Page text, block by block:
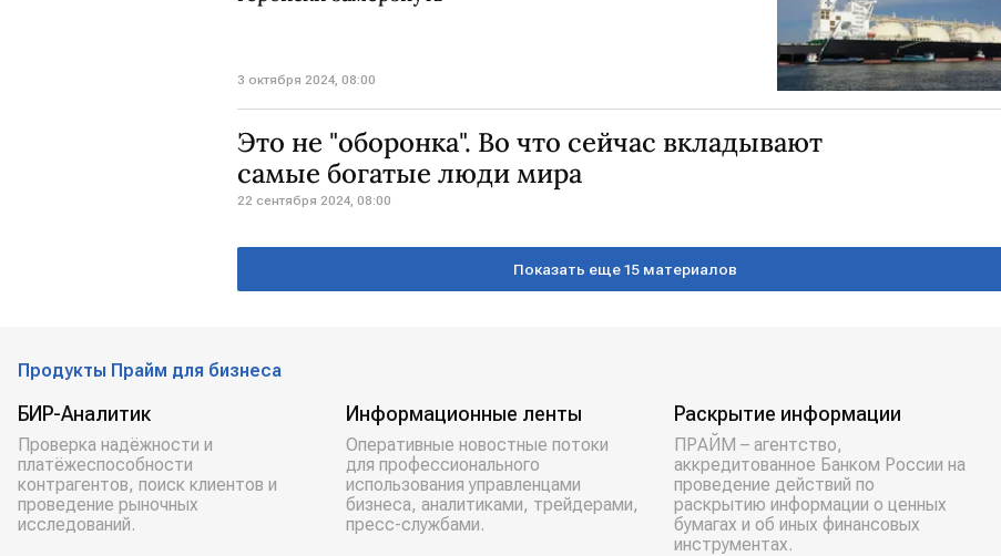
3 октября 2024, 08:00
Это не "оборонка". Во что сейчас вкладывают
самые богатые люди мира
22 сентября 2024, 08:00
Показать еще 15 материалов
Продукты Прайм для бизнеса
БИР-Аналитик
Проверка надёжности и
платёжеспособности
контрагентов, поиск клиентов и
проведение рыночных
исследований.
Информационные ленты
Оперативные новостные потоки
для профессионального
использования управленцами
бизнеса, аналитиками, трейдерами,
пресс-службами.
Раскрытие информации
ПРАЙМ – агентство,
аккредитованное Банком России на
проведение действий по
раскрытию информации о ценных
бумагах и об иных финансовых
инструментах.